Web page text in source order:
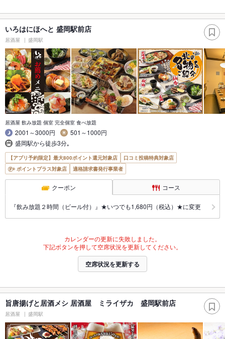
いろはにほへと 盛岡駅前店
居酒屋 盛岡駅
居酒屋 飲み放題 個室 完全個室 食べ放題
2001～3000円
501～1000円
盛岡駅から徒歩3分｡
【アプリ予約限定】最大800ポイント還元対象店
口コミ投稿特典対象店
ポイントプラス対象店
適格請求書発行事業者
クーポン コース
『飲み放題２時間（ビール付）』★いつでも1,680円（税込）★に変更
カレンダーの更新に失敗しました。
下記ボタンを押して空席状況を更新してください。
空席状況を更新する
旨唐揚げと居酒メシ 居酒屋 ミライザカ 盛岡駅前店
居酒屋 盛岡駅